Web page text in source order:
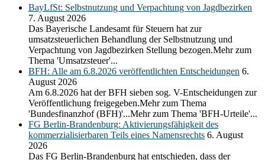
BayLfSt: Selbstnutzung und Verpachtung von Jagdbezirken
7. August 2026
Das Bayerische Landesamt für Steuern hat zur
umsatzsteuerlichen Behandlung der Selbstnutzung und
Verpachtung von Jagdbezirken Stellung bezogen.Mehr zum
Thema 'Umsatzsteuer'...
BFH: Alle am 6.8.2026 veröffentlichten Entscheidungen 6.
August 2026
Am 6.8.2026 hat der BFH sieben sog. V-Entscheidungen zur
Veröffentlichung freigegeben.Mehr zum Thema
'Bundesfinanzhof (BFH)'...Mehr zum Thema 'BFH-Urteile'...
FG Berlin-Brandenburg: Aktivierungsfähigkeit des
kommerzialisierbaren Teils eines Namensrechts 6. August
2026
Das FG Berlin-Brandenburg hat entschieden, dass der